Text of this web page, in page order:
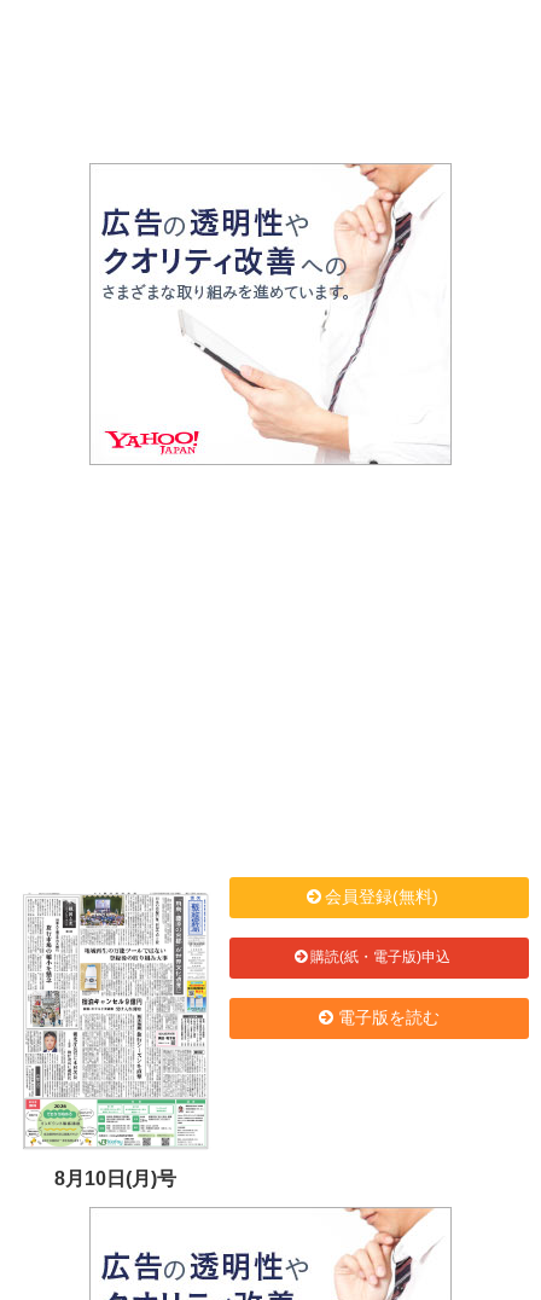
8月10日(月)号
会員登録(無料)
購読(紙・電子版)申込
電子版を読む